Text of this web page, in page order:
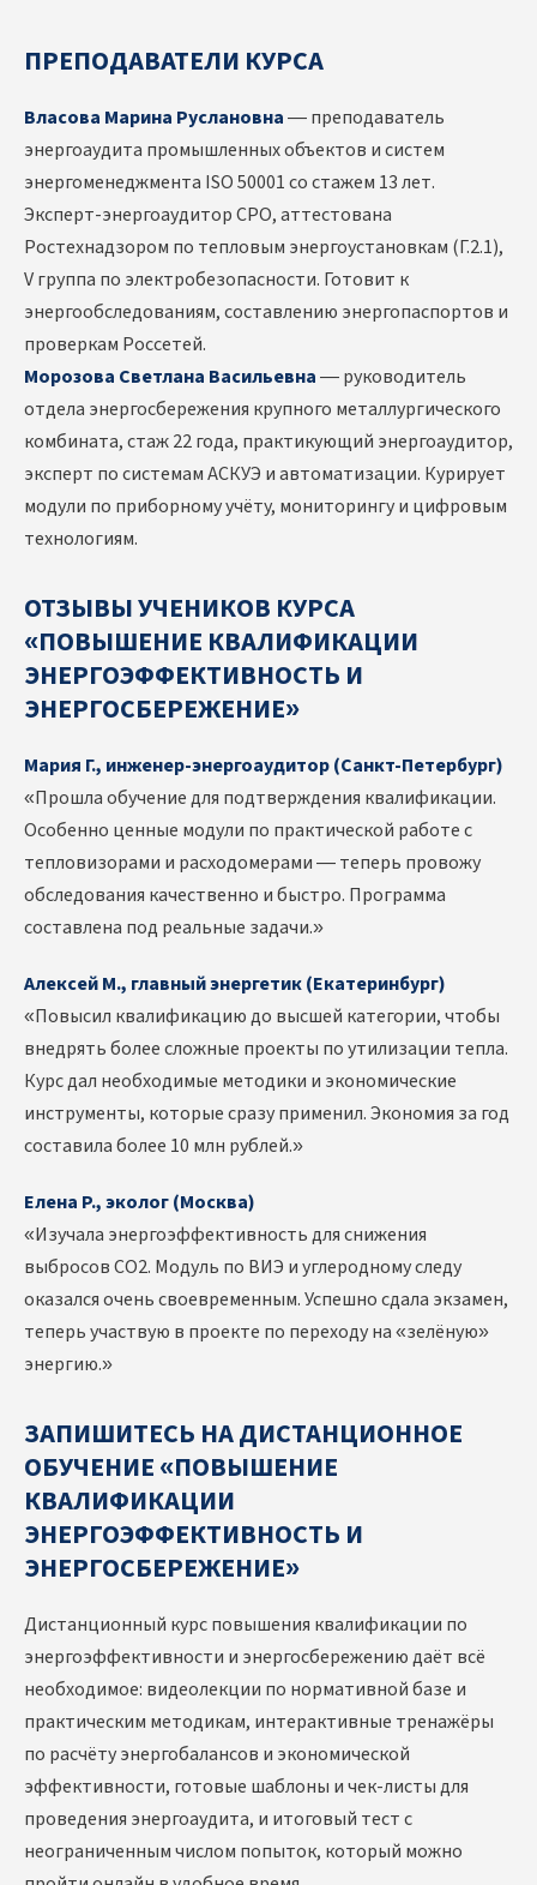
ПРЕПОДАВАТЕЛИ КУРСА
Власова Марина Руслановна— преподаватель
энергоаудита промышленных объектов и систем
энергоменеджмента ISO 50001 со стажем 13 лет.
Эксперт-энергоаудитор СРО, аттестована
Ростехнадзором по тепловым энергоустановкам (Г.2.1),
V группа по электробезопасности. Готовит к
энергообследованиям, составлению энергопаспортов и
проверкам Россетей.
Морозова Светлана Васильевна— руководитель
отдела энергосбережения крупного металлургического
комбината, стаж 22 года, практикующий энергоаудитор,
эксперт по системам АСКУЭ и автоматизации. Курирует
модули по приборному учёту, мониторингу и цифровым
технологиям.
ОТЗЫВЫ УЧЕНИКОВ КУРСА
«ПОВЫШЕНИЕ КВАЛИФИКАЦИИ
ЭНЕРГОЭФФЕКТИВНОСТЬ И
ЭНЕРГОСБЕРЕЖЕНИЕ»
Мария Г., инженер-энергоаудитор (Санкт-Петербург)
«Прошла обучение для подтверждения квалификации.
Особенно ценные модули по практической работе с
тепловизорами и расходомерами — теперь провожу
обследования качественно и быстро. Программа
составлена под реальные задачи.»
Алексей М., главный энергетик (Екатеринбург)
«Повысил квалификацию до высшей категории, чтобы
внедрять более сложные проекты по утилизации тепла.
Курс дал необходимые методики и экономические
инструменты, которые сразу применил. Экономия за год
составила более 10 млн рублей.»
Елена Р., эколог (Москва)
«Изучала энергоэффективность для снижения
выбросов CO2. Модуль по ВИЭ и углеродному следу
оказался очень своевременным. Успешно сдала экзамен,
теперь участвую в проекте по переходу на «зелёную»
энергию.»
ЗАПИШИТЕСЬ НА ДИСТАНЦИОННОЕ
ОБУЧЕНИЕ «ПОВЫШЕНИЕ
КВАЛИФИКАЦИИ
ЭНЕРГОЭФФЕКТИВНОСТЬ И
ЭНЕРГОСБЕРЕЖЕНИЕ»
Дистанционный курс повышения квалификации по
энергоэффективности и энергосбережению даёт всё
необходимое: видеолекции по нормативной базе и
практическим методикам, интерактивные тренажёры
по расчёту энергобалансов и экономической
эффективности, готовые шаблоны и чек-листы для
проведения энергоаудита, и итоговый тест с
неограниченным числом попыток, который можно